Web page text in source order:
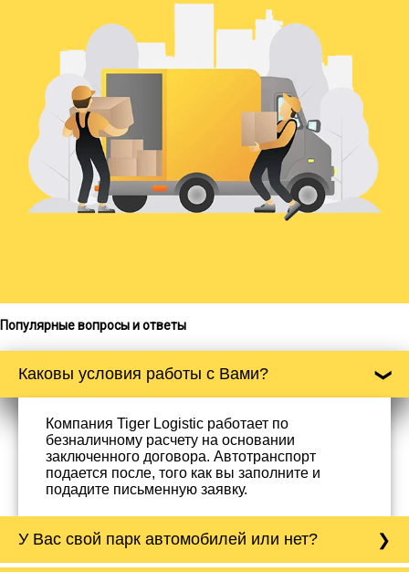
Популярные вопросы и ответы
Каковы условия работы с Вами?
Компания Tiger Logistic работает по
безналичному расчету на основании
заключенного договора. Автотранспорт
подается после, того как вы заполните и
подадите письменную заявку.
У Вас свой парк автомобилей или нет?